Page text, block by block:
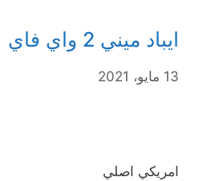
ايباد ميني 2 واي فاي
13 مايو، 2021
امريكي اصلي